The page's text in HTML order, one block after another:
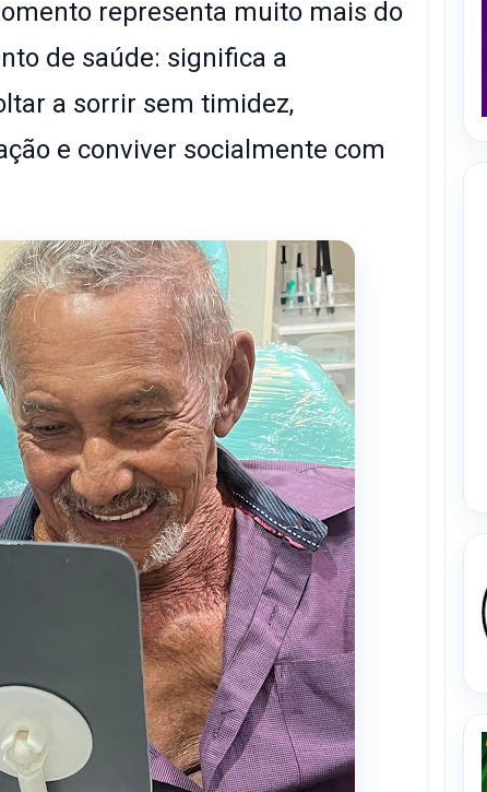
representa muito mais do
de saúde: significa a
a sorrir sem timidez,
e conviver socialmente com